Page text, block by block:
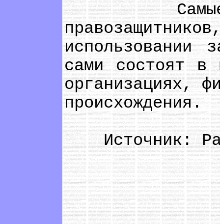
Самые
использовании
сами состоят в
организациях,
происхождения.
Источник: